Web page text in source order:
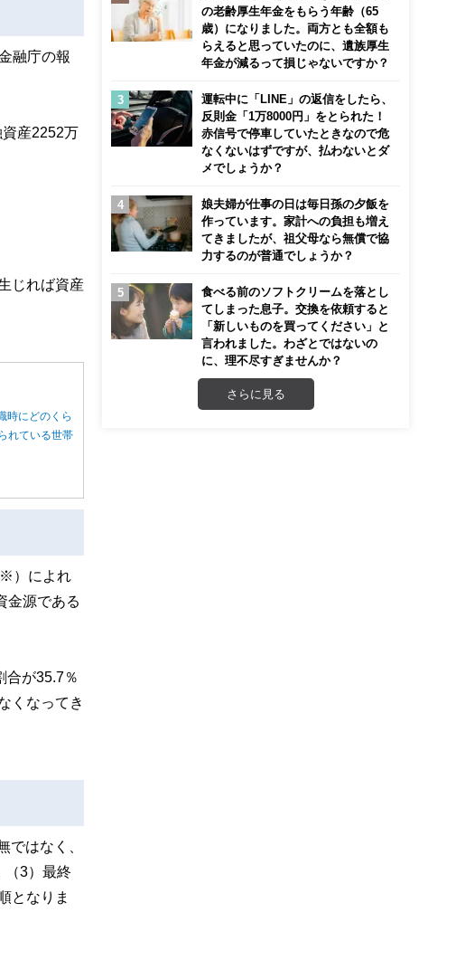
融庁の報
産2252万
じれば資産
時にどのくら
れている世帯
※）によれ
金源である
合が35.7％
くなってき
ではなく、
（3）最終
となりま
の老齢厚生年金をもらう年齢（65
歳）になりました。両方とも全額も
らえると思っていたのに、遺族厚生
年金が減るって損じゃないですか？
運転中に「LINE」の返信をしたら、
反則金「1万8000円」をとられた！
赤信号で停車していたときなので危
なくないはずですが、払わないとダ
メでしょうか？
娘夫婦が仕事の日は毎日孫の夕飯を
作っています。家計への負担も増え
てきましたが、祖父母なら無償で協
力するのが普通でしょうか？
食べる前のソフトクリームを落とし
てしまった息子。交換を依頼すると
「新しいものを買ってください」と
言われました。わざとではないの
に、理不尽すぎませんか？
さらに見る